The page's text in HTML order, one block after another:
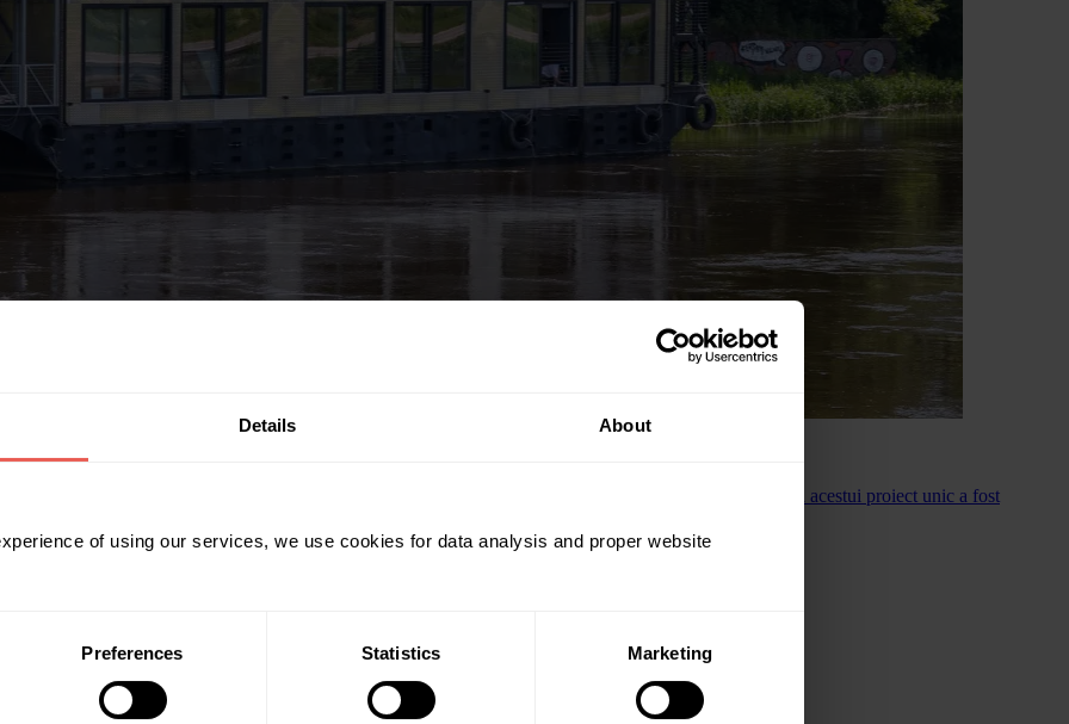
Details About
of using our services, we use cookies for data analysis and proper website
Preferences Statistics Marketing
plutitor
un împrumut în valoare de 1,5 milioane EUR destinat susținerii unei afaceri de hotel plutitor. Finanțarea acestui proiect unic a fost